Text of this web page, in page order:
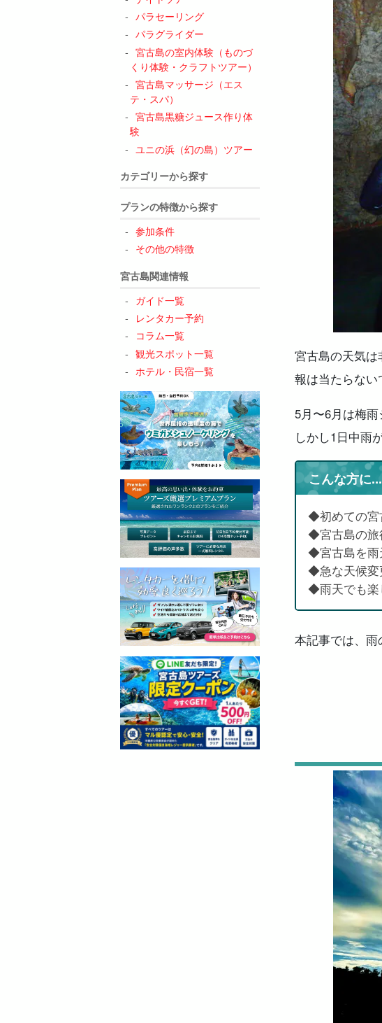
パラセーリング
パラグライダー
宮古島の室内体験（ものづ
くり体験・クラフトツアー）
宮古島マッサージ（エス
テ・スパ）
宮古島黒糖ジュース作り体
験
ユニの浜（幻の島）ツアー
カテゴリーから探す
プランの特徴から探す
参加条件
その他の特徴
宮古島関連情報
ガイド一覧
レンタカー予約
コラム一覧
観光スポット一覧
ホテル・民宿一覧
4.3.クル
4.4.釣り
4.5.シュ
4.6.グラ
4.7.SUP
4.8.シー
4.9.青の
雨に濡れ
5.1.レジ
5.2.ミニ
5.3.フォト
5.4.ジェ
5.5.機織
ガラ
雨の日に
6.1.
泡盛
6.2.
ユー
雨の日で
宮古島「
9.まとめ
宮古島の天気は
報は当たらない
5月〜6月は梅
しかし1日中雨
こんな方に...
◆初めての宮
◆宮古島の旅
◆宮古島を雨
◆急な天候変
◆雨天でも楽
本記事では、雨